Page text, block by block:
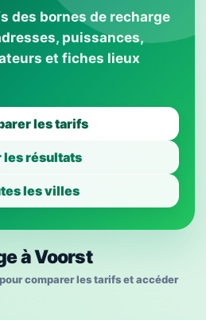
des bornes de recharge
puissances,
et fiches lieux
les tarifs
les résultats
les villes
à Voorst
comparer les tarifs et accéder